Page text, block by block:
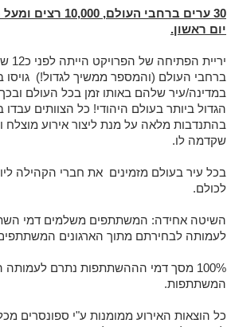
30 ערים ברחבי
יום ראשון.
ברחבי העולם (והמספר ממשיך לגדול!) גויסו
במדינה/עיר שלהם באותו זמן בכל העולם
הגדול ביותר בעולם היהודי! כל הצוותים
בהתנדבות מלאה על מנת ליצור אירוע
שקדמה לו.
בכל עיר בעולם מזמינים את חברי הקהילה
לכולם.
השיטה אחידה: המשתתפים משלמים דמי
לעמותה לבחירתם מתוך הארגונים
100% מסך דמי הההשתתפות נתרם
המשתתפות.
כל הוצאות האירוע ממומנות ע"י ספונסרים